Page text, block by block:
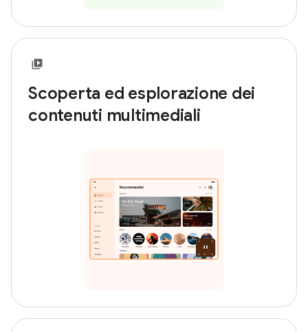
Scoperta ed esplorazione dei
contenuti multimediali